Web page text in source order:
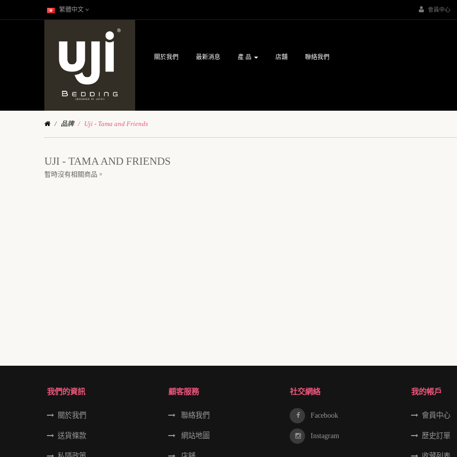
繁體中文 會員中心
關於我們 最新消息 產 品 店舖 聯絡我們
品牌 Uji - Tama and Friends
UJI - TAMA AND FRIENDS
暫時沒有相關商品。
我們的資訊
關於我們
送貨條款
顧客服務
聯絡我們
網站地圖
社交網絡
Facebook
Instagram
我的帳戶
會員中心
歷史訂單